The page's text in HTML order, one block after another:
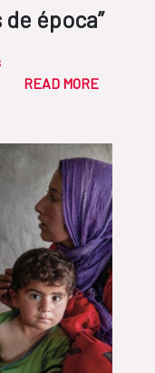
época”
READ MORE